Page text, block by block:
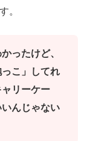
。
ったけど、
こ」してれ
リーケー
んじゃない